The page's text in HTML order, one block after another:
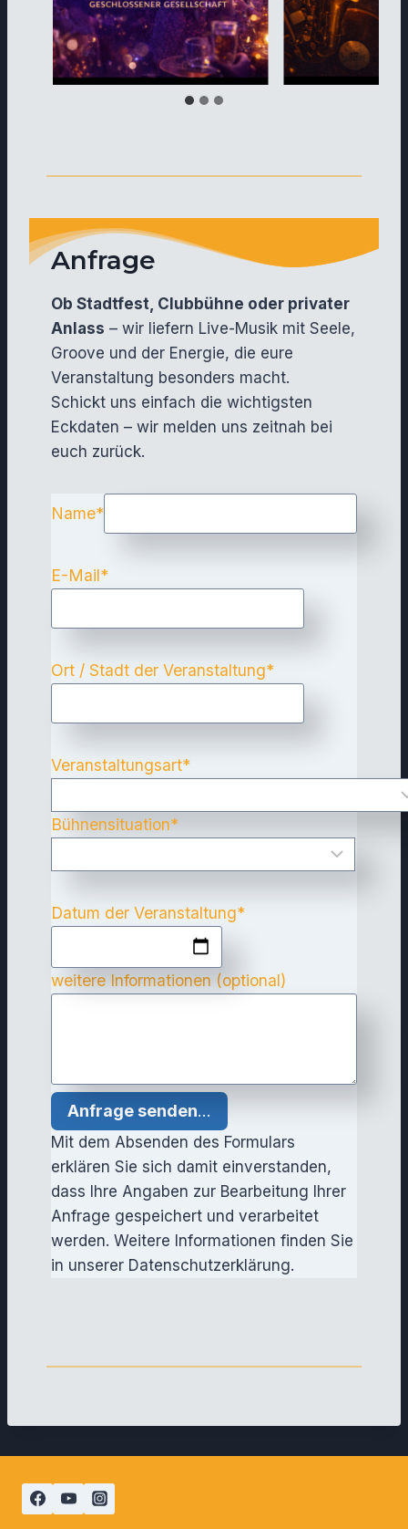
Anfrage
Ob Stadtfest, Clubbühne oder privater
Anlass – wir liefern Live-Musik mit Seele,
Groove und der Energie, die eure
Veranstaltung besonders macht.
Schickt uns einfach die wichtigsten
Eckdaten – wir melden uns zeitnah bei
euch zurück.
Name*
E-Mail*
Ort / Stadt der Veranstaltung*
Veranstaltungsart*
Bühnensituation*
Datum der Veranstaltung*
weitere Informationen (optional)
Anfrage senden…
Mit dem Absenden des Formulars
erklären Sie sich damit einverstanden,
dass Ihre Angaben zur Bearbeitung Ihrer
Anfrage gespeichert und verarbeitet
werden. Weitere Informationen finden Sie
in unserer Datenschutzerklärung.